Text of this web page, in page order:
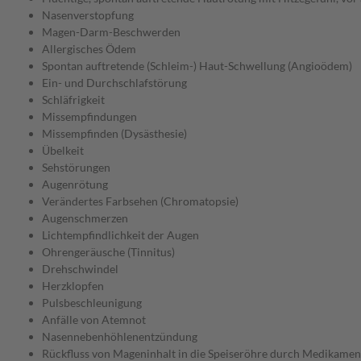
Nasenverstopfung
Magen-Darm-Beschwerden
Allergisches Ödem
Spontan auftretende (Schleim-) Haut-Schwellung (Angioödem)
Ein- und Durchschlafstörung
Schläfrigkeit
Missempfindungen
Missempfinden (Dysästhesie)
Übelkeit
Sehstörungen
Augenrötung
Verändertes Farbsehen (Chromatopsie)
Augenschmerzen
Lichtempfindlichkeit der Augen
Ohrengeräusche (Tinnitus)
Drehschwindel
Herzklopfen
Pulsbeschleunigung
Anfälle von Atemnot
Nasennebenhöhlenentzündung
Rückfluss von Mageninhalt in die Speiseröhre durch